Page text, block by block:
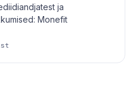
ja
Monefit